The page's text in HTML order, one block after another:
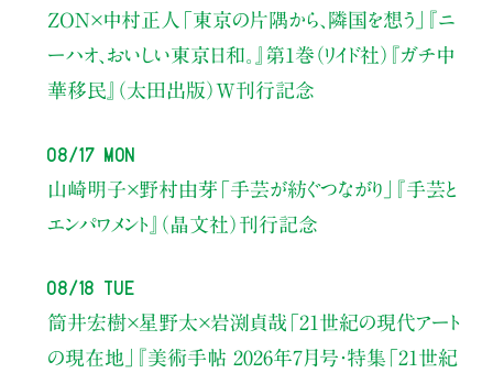
ZON×中村正人 「東京の片隅から、隣国を想う」
『ニ
ーハオ、おいしい東京日和。』第1巻（リイド社） 『ガチ中
華移民』（太田出版）W刊行記念
08/17 Mon
山崎明子×野村由芽 「手芸が紡ぐつながり」
『手芸と
エンパワメント』（晶文社）刊行記念
08/18 Tue
筒井宏樹×星野太×岩渕貞哉 「21世紀の現代アート
の現在地」
『美術手帖 2026年7月号・特集「21世紀